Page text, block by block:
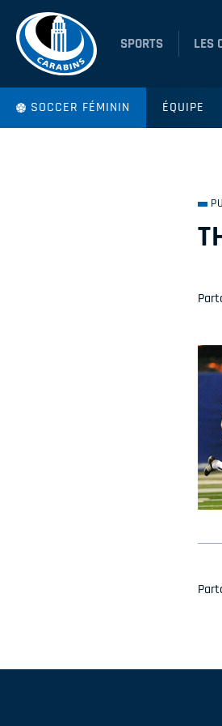
SPORTS LES
SOCCER FÉMININ ÉQUIPE